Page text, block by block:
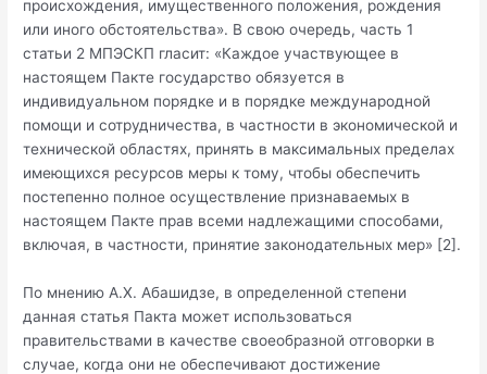
происхождения, имущественного положения, рождения
или иного обстоятельства». В свою очередь, часть 1
статьи 2 МПЭСКП гласит: «Каждое участвующее в
настоящем Пакте государство обязуется в
индивидуальном порядке и в порядке международной
помощи и сотрудничества, в частности в экономической и
технической областях, принять в максимальных пределах
имеющихся ресурсов меры к тому, чтобы обеспечить
постепенно полное осуществление признаваемых в
настоящем Пакте прав всеми надлежащими способами,
включая, в частности, принятие законодательных мер» [2].
По мнению А.Х. Абашидзе, в определенной степени
данная статья Пакта может использоваться
правительствами в качестве своеобразной отговорки в
случае, когда они не обеспечивают достижение